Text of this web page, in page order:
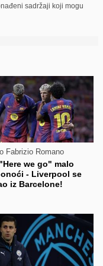
sadržaji koji mogu
Fabrizio Romano
we go" malo
- Liverpool se
iz Barcelone!